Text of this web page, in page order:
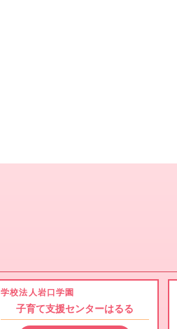
学校法人岩口学園
子育て支援センターはるる